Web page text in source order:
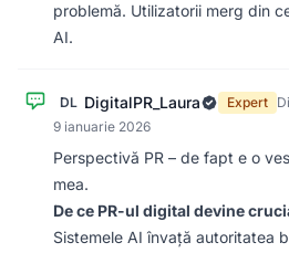
problemă. Utilizatorii merg din
AI.
DL DigitalPR_Laura Expert
9 ianuarie 2026
Perspectivă PR – de fapt e o
mea.
De ce PR-ul digital devine
Sistemele AI învață autoritatea